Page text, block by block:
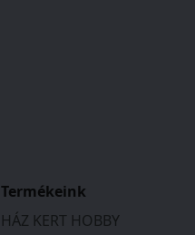
Termékeink
HÁZ KERT HOBBY